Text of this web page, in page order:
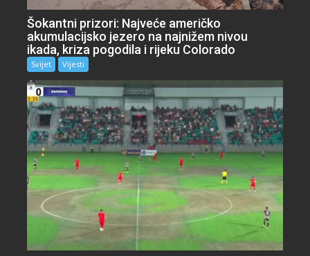
Šokantni prizori: Najveće američko
akumulacijsko jezero na najnižem nivou
ikada, kriza pogodila i rijeku Colorado
Svijet Vijesti